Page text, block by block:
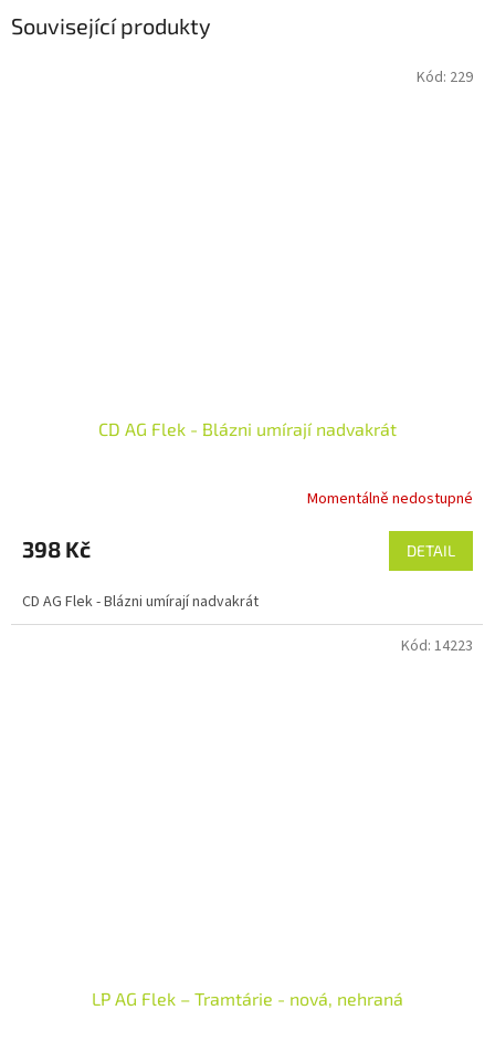
Související produkty
CD AG Flek - Blázni umírají nadvakrát
Momentálně nedostupné
398 Kč DETAIL
CD AG Flek - Blázni umírají nadvakrát
Kód: 229
LP AG Flek – Tramtárie - nová, nehraná
Kód: 14223